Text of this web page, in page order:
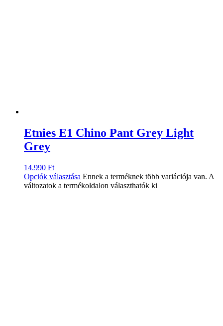
Etnies E1 Chino Pant Grey Light
Grey
14.990 Ft
Opciók választása Ennek a terméknek több variációja van. A
változatok a termékoldalon választhatók ki